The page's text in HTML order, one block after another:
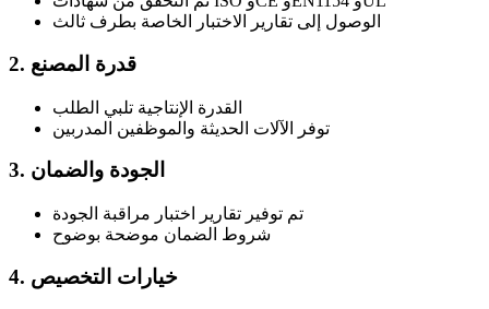
الوصول إلى تقارير الاختبار الخاصة بطرف ثالث
2. قدرة المصنع
القدرة الإنتاجية تلبي الطلب
توفر الآلات الحديثة والموظفين المدربين
3. الجودة والضمان
تم توفير تقارير اختبار مراقبة الجودة
شروط الضمان موضحة بوضوح
4. خيارات التخصيص